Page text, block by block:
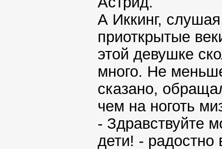
А Иккинг,
приоткрытые
этой девушке
много. Не
сказано,
чем на ноготь
- Здравствуйте
дети! -